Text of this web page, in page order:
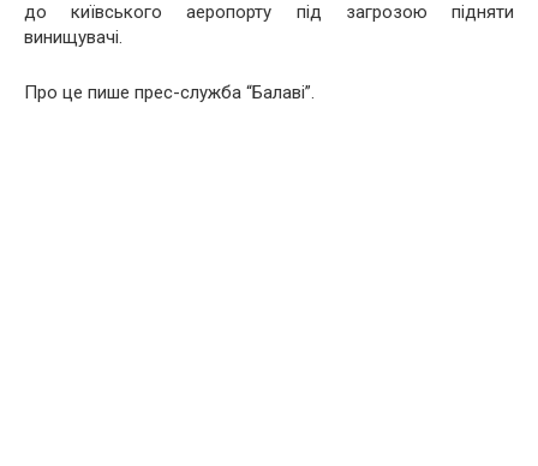
до київського аеропорту під загрозою підняти
винищувачі.
Про це пише прес-служба “Балаві”.